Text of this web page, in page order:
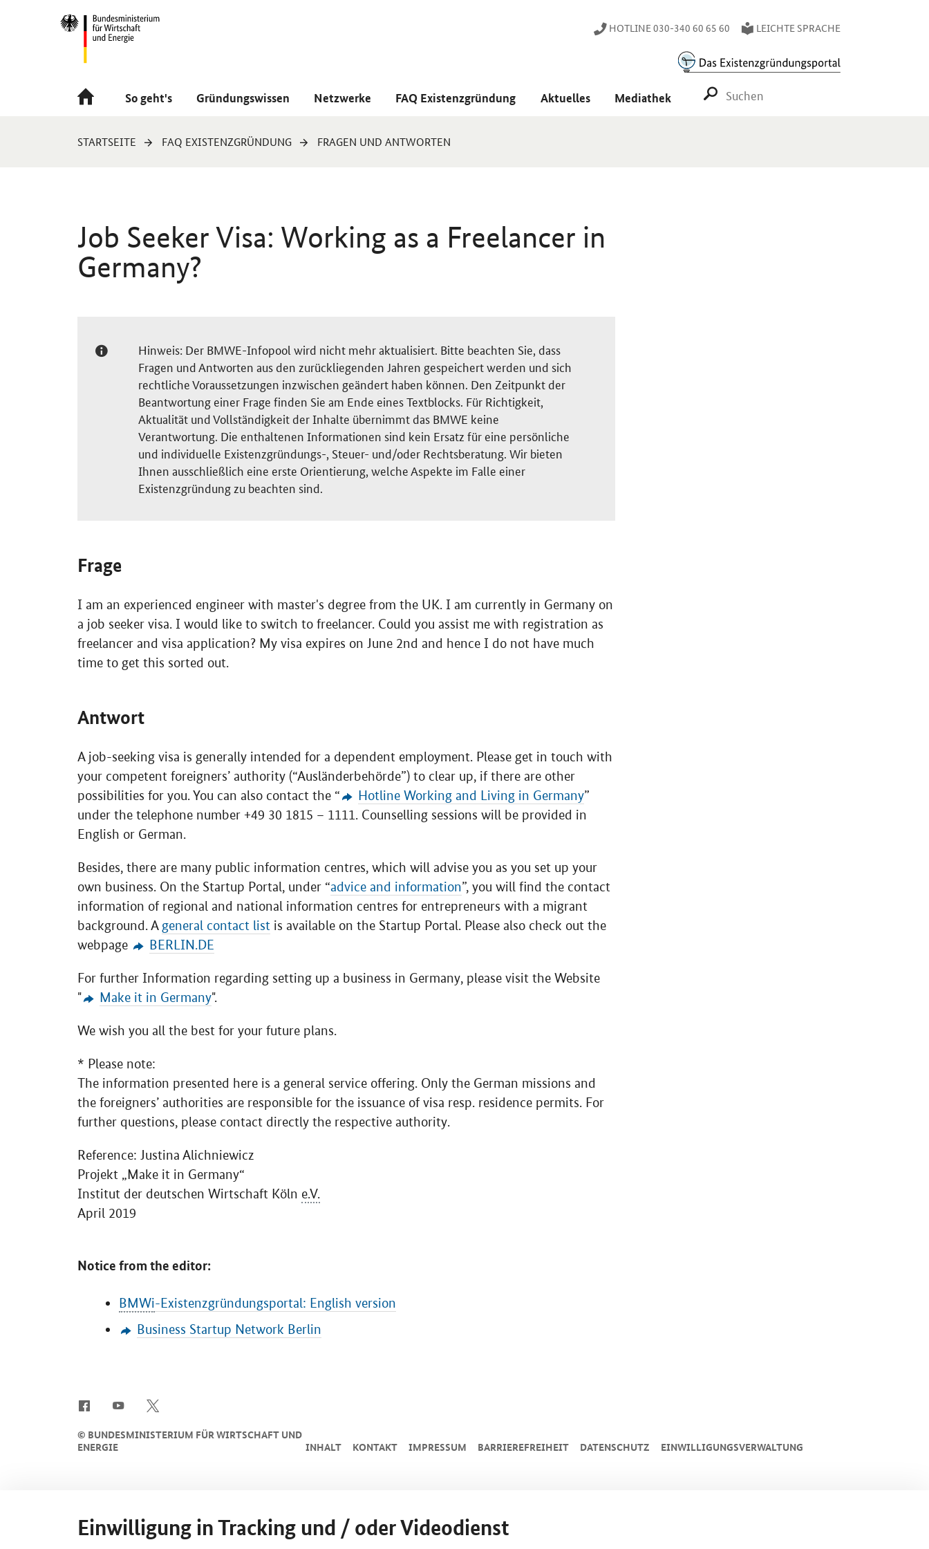
Navigation
Hauptmenü HOTLINE 030-340 60 65 60 LEICHTE SPRACHE
So geht's Gründungswissen Netzwerke FAQ Existenzgründung Aktuelles Mediathek SUCHE STARTEN
Sie
STARTSEITE FAQ EXISTENZGRÜNDUNG FRAGEN UND ANTWORTEN
Job Seeker Visa: Working as a Freelancer in
Germany?
Hinweis: Der BMWE-Infopool wird nicht mehr aktualisiert. Bitte beachten Sie, dass
Fragen und Antworten aus den zurückliegenden Jahren gespeichert werden und sich
rechtliche Voraussetzungen inzwischen geändert haben können. Den Zeitpunkt der
Beantwortung einer Frage finden Sie am Ende eines Textblocks. Für Richtigkeit,
Aktualität und Vollständigkeit der Inhalte übernimmt das BMWE keine
Verantwortung. Die enthaltenen Informationen sind kein Ersatz für eine persönliche
und individuelle Existenzgründungs-, Steuer- und/oder Rechtsberatung. Wir bieten
Ihnen ausschließlich eine erste Orientierung, welche Aspekte im Falle einer
Existenzgründung zu beachten sind.
Frage
I am an experienced engineer with master's degree from the UK. I am currently in Germany on
a job seeker visa. I would like to switch to freelancer. Could you assist me with registration as
freelancer and visa application? My visa expires on June 2nd and hence I do not have much
time to get this sorted out.
Antwort
A job-seeking visa is generally intended for a dependent employment. Please get in touch with
your competent foreigners’ authority (“Ausländerbehörde”) to clear up, if there are other
possibilities for you. You can also contact the “
Hotline Working and Living in Germany”
under the telephone number +49 30 1815 – 1111. Counselling sessions will be provided in
English or German.
Besides, there are many public information centres, which will advise you as you set up your
own business. On the Startup Portal, under “advice and information”, you will find the contact
information of regional and national information centres for entrepreneurs with a migrant
background. A general contact list is available on the Startup Portal. Please also check out the
webpage
BERLIN.DE
For further Information regarding setting up a business in Germany, please visit the Website
"
Make it in Germany".
We wish you all the best for your future plans.
* Please note:
The information presented here is a general service offering. Only the German missions and
the foreigners’ authorities are responsible for the issuance of visa resp. residence permits. For
further questions, please contact directly the respective authority.
Reference: Justina Alichniewicz
Projekt „Make it in Germany“
Institut der deutschen Wirtschaft Köln e.V.
April 2019
Notice from the editor:
BMWi-Existenzgründungsportal: English version
Business Startup Network Berlin
© BUNDESMINISTERIUM FÜR WIRTSCHAFT UND
ENERGIE
INHALT KONTAKT IMPRESSUM BARRIEREFREIHEIT DATENSCHUTZ EINWILLIGUNGSVERWALTUNG
Einwilligung in Tracking und / oder Videodienst